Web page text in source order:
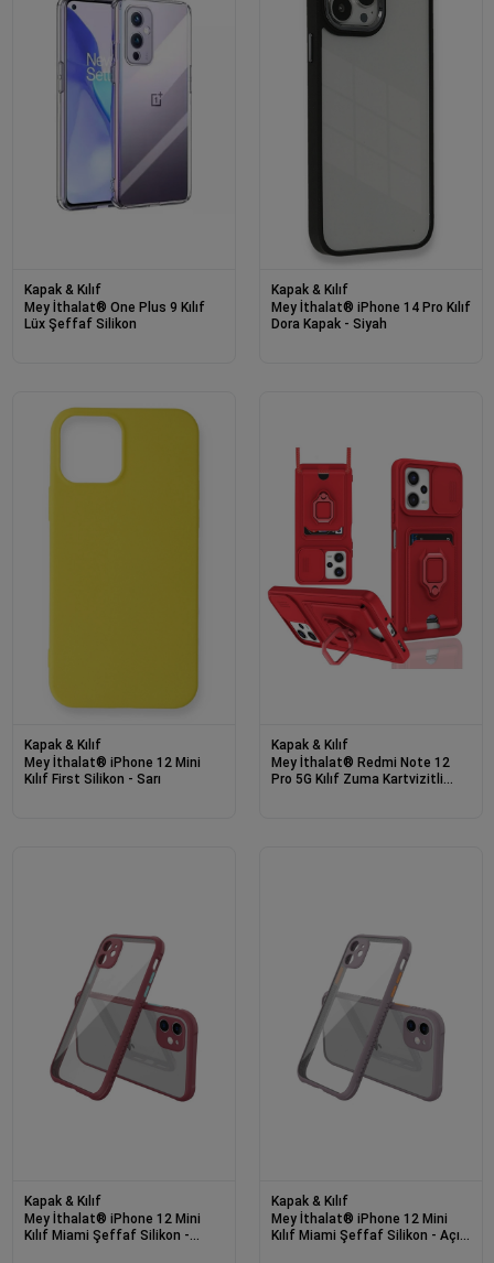
Kapak & Kılıf
Mey İthalat® One Plus 9 Kılıf
Lüx Şeffaf Silikon
Kapak & Kılıf
Mey İthalat® iPhone 14 Pro Kılıf
Dora Kapak - Siyah
Kapak & Kılıf
Mey İthalat® iPhone 12 Mini
Kılıf First Silikon - Sarı
Kapak & Kılıf
Mey İthalat® Redmi Note 12
Pro 5G Kılıf Zuma Kartvizitli
Kapak & Kılıf
Mey İthalat® iPhone 12 Mini
Kılıf Miami Şeffaf Silikon -
Kapak & Kılıf
Mey İthalat® iPhone 12 Mini
Kılıf Miami Şeffaf Silikon - Açık